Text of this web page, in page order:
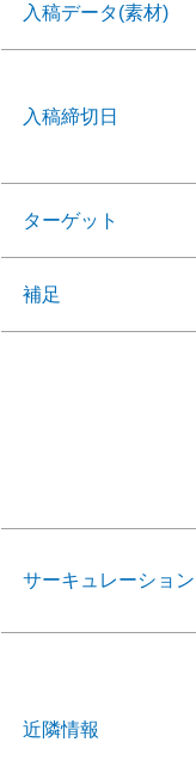
入稿データ(素材)
入稿締切日
ターゲット
補足
サーキュレーション
近隣情報